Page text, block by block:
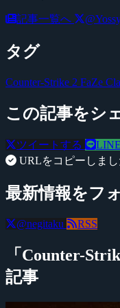
記事一覧へ
タグ
Counter-Strike 2 FaZe
この記事をシ
ツイートする
URLをコピーしまし
最新情報をフ
@negitaku RSS
「Counter-
記事